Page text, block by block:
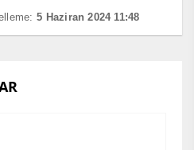
5 Haziran 2024 11:48